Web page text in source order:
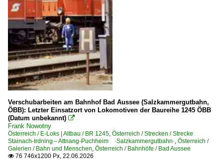
Italien
Strecken
44 Franzenfeste – San Candido/Innichen
Österreich
Bahndienstfahrzeuge
Schneepflüge und Schneeräumer
Winterdienst
1983
1984
1986
1987
1989
1990
1993
1994
1996
Verschubarbeiten am Bahnhof Bad Aussee (Salzkammergutbahn,
ÖBB): Letzter Einsatzort von Lokomotiven der Baureihe 1245 ÖBB
(Datum unbekannt) 
Frank Nowotny
Österreich / E-Loks | Altbau / BR 1245 Österreich / Strecken / Strecke
Stainach-Irdning – Attnang-Puchheim ·Salzkammergutbahn· Österreich /
Galerien / Bahn und Menschen Österreich / Bahnhöfe / Bad Aussee
 76 746x1200 Px, 22.06.2026